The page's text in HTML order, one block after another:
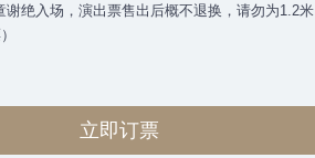
谢绝入场，演出票售出后概不退换，请勿为1.2米
立即订票